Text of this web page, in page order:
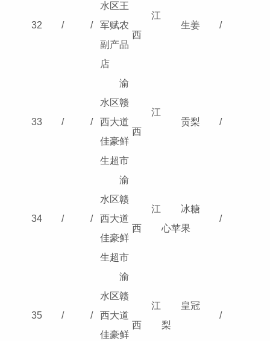
32 / /
水区王
军赋农
副产品
店
江
西
生姜 /
33 / /
渝
水区赣
西大道
佳豪鲜
生超市
江
西
贡梨 /
34 / /
渝
水区赣
西大道
佳豪鲜
生超市
江
西
冰糖
心苹果
/
35 / /
渝
水区赣
西大道
佳豪鲜
江
西
皇冠
梨
/